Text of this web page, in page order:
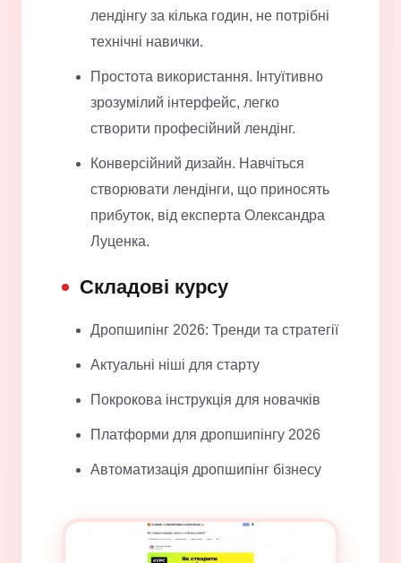
лендінгу за кілька годин, не потрібні
технічні навички.
Простота використання. Інтуїтивно
зрозумілий інтерфейс, легко
створити професійний лендінг.
Конверсійний дизайн. Навчіться
створювати лендінги, що приносять
прибуток, від експерта Олександра
Луценка.
Складові курсу
Дропшипінг 2026: Тренди та стратегії
Актуальні ніші для старту
Покрокова інструкція для новачків
Платформи для дропшипінгу 2026
Автоматизація дропшипінг бізнесу